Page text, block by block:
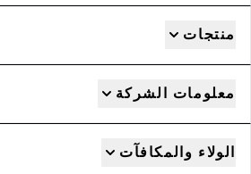
منتجات
معلومات الشركة
الولاء والمكافآت